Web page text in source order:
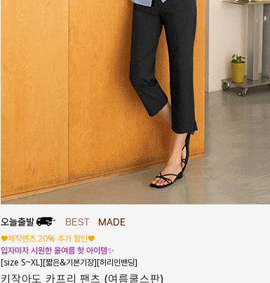
♥제작팬츠 20% 추가 할인♥
입자마자 시원한 올여름 핫 아이템✨
[size S~XL][짧은&기본기장][허리인밴딩]
키작아도 카프리 팬츠 (여름쿨스판)